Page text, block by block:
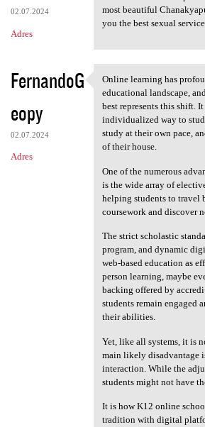
02.07.2024
Adres
most beautiful
you the best sexual
FernandoG
eopy
02.07.2024
Adres
Online learning has
Online learning has
educational landscape,
best represents this shift.
individualized way to
study at their own pace,
of their house.
One of the numerous
is the wide array of
helping students to travel
coursework and discover
The strict scholastic
program, and dynamic
web-based education as
person learning, maybe
backing offered by
students remain engaged
their abilities.
Yet, like all systems, it is
main likely disadvantage
interaction. While the
students might not have
It is how K12 online
tradition with digital